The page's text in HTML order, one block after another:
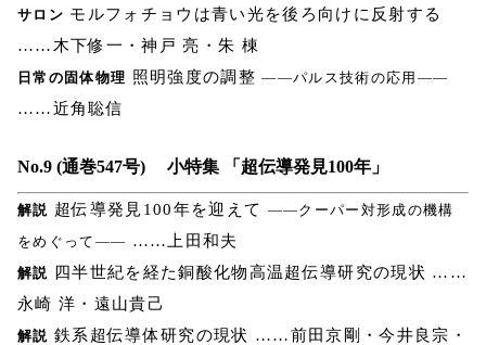
サロン モルフォチョウは青い光を後ろ向けに反射する
……木下修一・神戸 亮・朱 棟
日常の固体物理 照明強度の調整――パルス技術の応用――
……近角聡信
No.9 (通巻547号) 小特集 「超伝導発見100年」
解説 超伝導発見100年を迎えて ――クーパー対形成の機構
をめぐって―― ……上田和夫
解説 四半世紀を経た銅酸化物高温超伝導研究の現状 ……
永崎 洋・遠山貴己
解説 鉄系超伝導体研究の現状 ……前田京剛・今井良宗・